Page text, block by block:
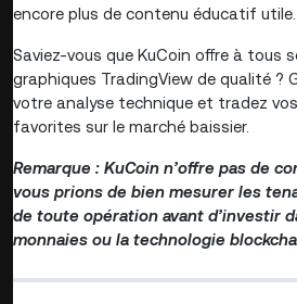
encore plus de contenu éducatif
Saviez-vous que KuCoin offre à tous
graphiques TradingView de qualité ?
votre analyse technique et tradez
favorites sur le marché baissier.
Remarque : KuCoin n’offre pas de
vous prions de bien mesurer les
de toute opération avant d’investir
monnaies ou la technologie